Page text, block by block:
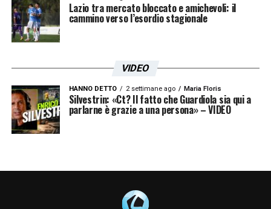
Lazio tra mercato bloccato e amichevoli: il
cammino verso l’esordio stagionale
VIDEO
HANNO DETTO 2 settimane ago Maria Floris
Silvestrin: «Ct? Il fatto che Guardiola sia qui a
parlarne è grazie a una persona» – VIDEO